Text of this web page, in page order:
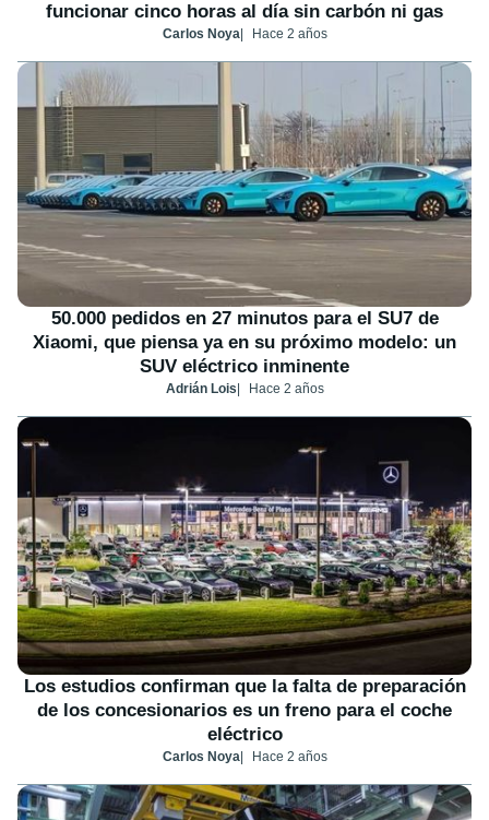
funcionar cinco horas al día sin carbón ni gas
Carlos Noya Hace 2 años
50.000 pedidos en 27 minutos para el SU7 de
Xiaomi, que piensa ya en su próximo modelo: un
SUV eléctrico inminente
Adrián Lois Hace 2 años
Los estudios confirman que la falta de preparación
de los concesionarios es un freno para el coche
eléctrico
Carlos Noya Hace 2 años